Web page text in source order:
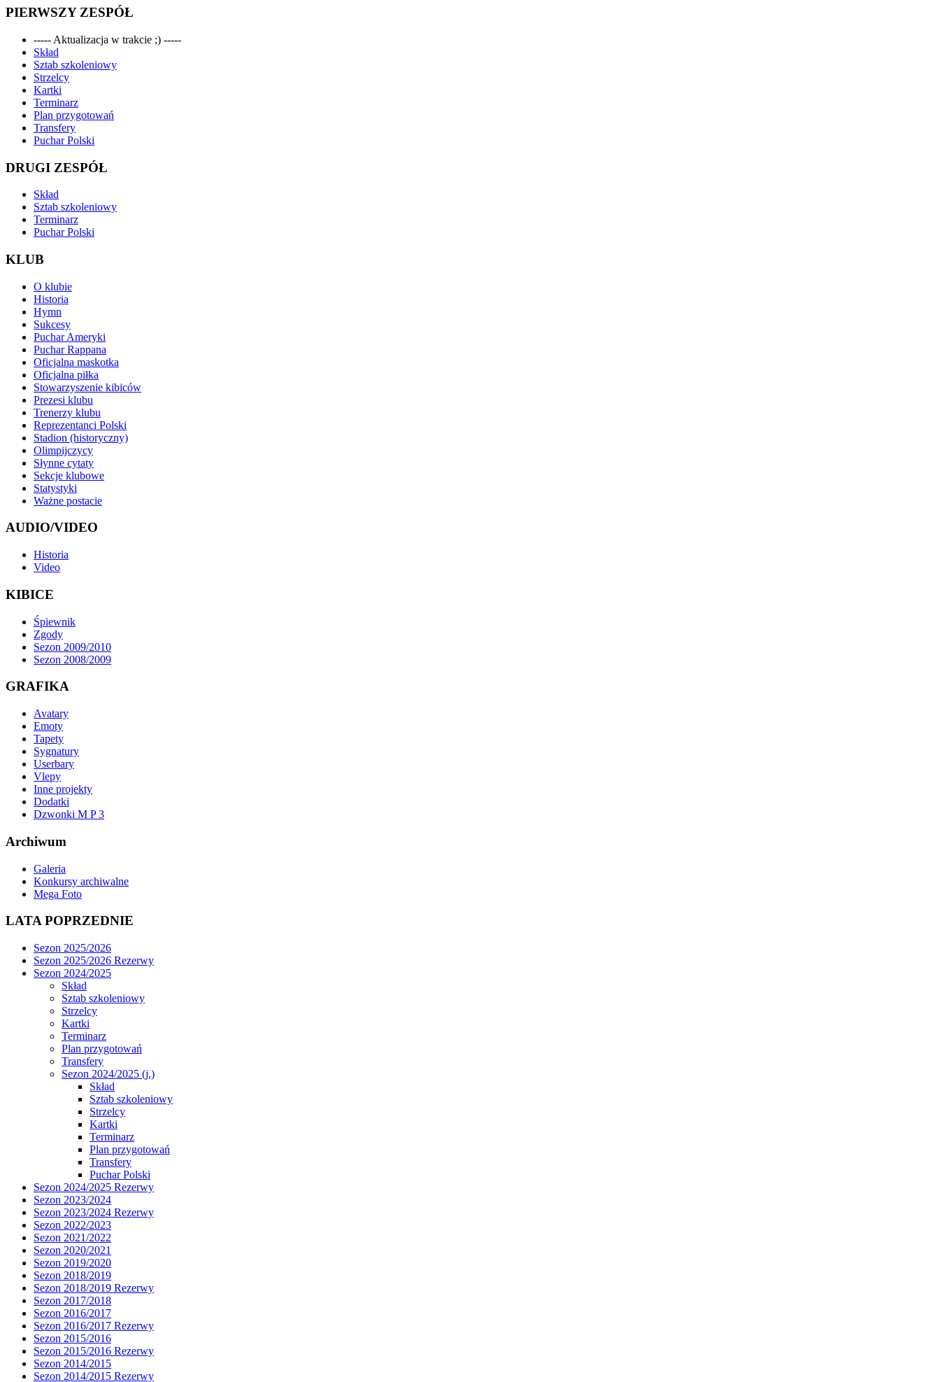
PIERWSZY ZESPÓŁ
----- Aktualizacja w trakcie ;) -----
Skład
Sztab szkoleniowy
Strzelcy
Kartki
Terminarz
Plan przygotowań
Transfery
Puchar Polski
DRUGI ZESPÓŁ
Skład
Sztab szkoleniowy
Terminarz
Puchar Polski
KLUB
O klubie
Historia
Hymn
Sukcesy
Puchar Ameryki
Puchar Rappana
Oficjalna maskotka
Oficjalna piłka
Stowarzyszenie kibiców
Prezesi klubu
Trenerzy klubu
Reprezentanci Polski
Stadion (historyczny)
Olimpijczycy
Słynne cytaty
Sekcje klubowe
Statystyki
Ważne postacie
AUDIO/VIDEO
Historia
Video
KIBICE
Śpiewnik
Zgody
Sezon 2009/2010
Sezon 2008/2009
GRAFIKA
Avatary
Emoty
Tapety
Sygnatury
Userbary
Vlepy
Inne projekty
Dodatki
Dzwonki M P 3
Archiwum
Galeria
Konkursy archiwalne
Mega Foto
LATA POPRZEDNIE
Sezon 2025/2026
Sezon 2025/2026 Rezerwy
Sezon 2024/2025
Skład
Sztab szkoleniowy
Strzelcy
Kartki
Terminarz
Plan przygotowań
Transfery
Sezon 2024/2025 (j.)
Skład
Sztab szkoleniowy
Strzelcy
Kartki
Terminarz
Plan przygotowań
Transfery
Puchar Polski
Sezon 2024/2025 Rezerwy
Sezon 2023/2024
Sezon 2023/2024 Rezerwy
Sezon 2022/2023
Sezon 2021/2022
Sezon 2020/2021
Sezon 2019/2020
Sezon 2018/2019
Sezon 2018/2019 Rezerwy
Sezon 2017/2018
Sezon 2016/2017
Sezon 2016/2017 Rezerwy
Sezon 2015/2016
Sezon 2015/2016 Rezerwy
Sezon 2014/2015
Sezon 2014/2015 Rezerwy